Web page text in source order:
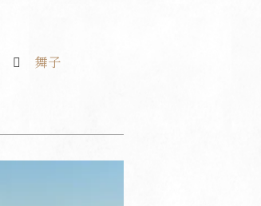
舞子